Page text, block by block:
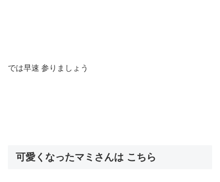
では早速 参りましょう
可愛くなったマミさんは こちら